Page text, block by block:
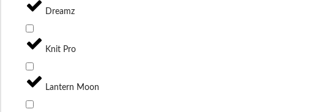
Dreamz
Knit Pro
Lantern Moon